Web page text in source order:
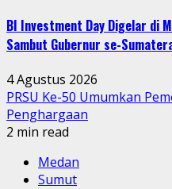
BI Investment Day Digelar di
Sambut Gubernur se-
4 Agustus 2026
PRSU Ke-50 Umumkan
Penghargaan
2 min read
Medan
Sumut